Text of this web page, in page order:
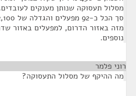
מסלול תעסוקה שנותן מענקים
מזה באזור הדרום, למפעלים באזור
נוספים.
רוני פלמר
מה ההיקף של מסלול התעסוקה?